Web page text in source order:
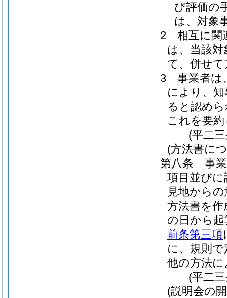
び評価の
は、対象
2
相互に関
は、当該
て、併せ
3
事業者は
により、
ると認め
これを要
(平二
(方法書に
第八条
事
項目並び
見地から
方法書を
の日から
前条第三項
に、規則
他の方法
(平二
(説明会の